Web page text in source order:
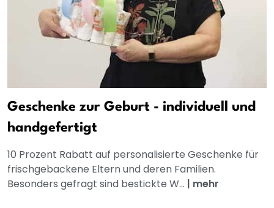
Geschenke zur Geburt - individuell und
handgefertigt
10 Prozent Rabatt auf personalisierte Geschenke für
frischgebackene Eltern und deren Familien.
Besonders gefragt sind bestickte W... | mehr